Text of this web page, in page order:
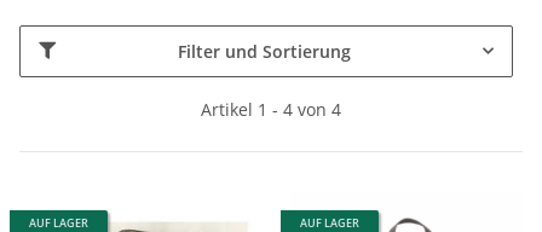
Filter und Sortierung
Artikel 1 - 4 von 4
AUF LAGER AUF LAGER